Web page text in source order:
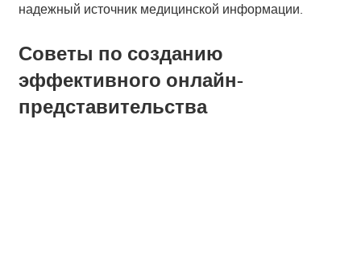
надежный источник медицинской информации.
Советы по созданию
эффективного онлайн-
представительства